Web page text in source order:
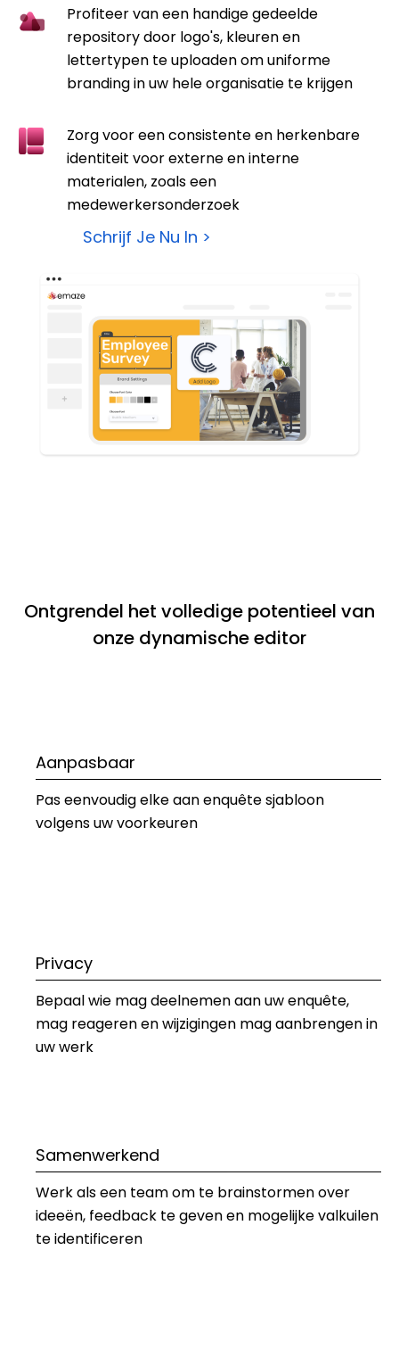
Profiteer van een handige gedeelde
repository door logo's, kleuren en
lettertypen te uploaden om uniforme
branding in uw hele organisatie te krijgen
Zorg voor een consistente en herkenbare
identiteit voor externe en interne
materialen, zoals een
medewerkersonderzoek
Schrijf Je Nu In >
Ontgrendel het volledige potentieel van
onze dynamische editor
Aanpasbaar
Pas eenvoudig elke aan enquête sjabloon
volgens uw voorkeuren
Privacy
Bepaal wie mag deelnemen aan uw enquête,
mag reageren en wijzigingen mag aanbrengen in
uw werk
Samenwerkend
Werk als een team om te brainstormen over
ideeën, feedback te geven en mogelijke valkuilen
te identificeren